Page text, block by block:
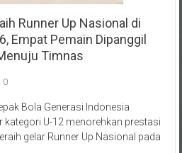
Runner Up Nasional di
Empat Pemain Dipanggil
Timnas
U-12 menorehkan prestasi
gelar Runner Up Nasional pada